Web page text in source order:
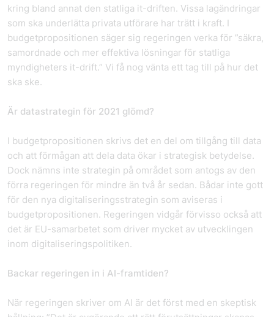
kring bland annat den statliga it-driften. Vissa lagändringar
som ska underlätta privata utförare har trätt i kraft. I
budgetpropositionen säger sig regeringen verka för ”säkra,
samordnade och mer effektiva lösningar för statliga
myndigheters it-drift.” Vi få nog vänta ett tag till på hur det
ska ske.
Är datastrategin för 2021 glömd?
I budgetpropositionen skrivs det en del om tillgång till data
och att förmågan att dela data ökar i strategisk betydelse.
Dock nämns inte strategin på området som antogs av den
förra regeringen för mindre än två år sedan. Bådar inte gott
för den nya digitaliseringsstrategin som aviseras i
budgetpropositionen. Regeringen vidgår förvisso också att
det är EU-samarbetet som driver mycket av utvecklingen
inom digitaliseringspolitiken.
Backar regeringen in i AI-framtiden?
När regeringen skriver om AI är det först med en skeptisk